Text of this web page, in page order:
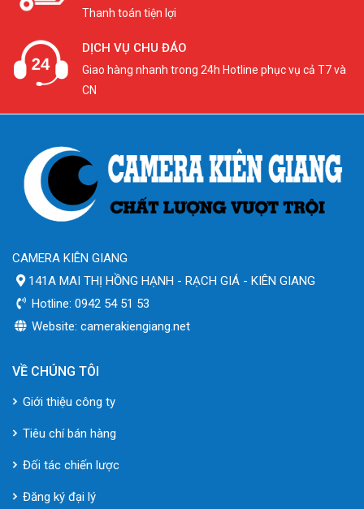
Thanh toán tiện lợi
DỊCH VỤ CHU ĐÁO
Giao hàng nhanh trong 24h Hotline phục vụ cả T7 và
CN
CAMERA KIÊN GIANG
141A MAI THỊ HỒNG HẠNH - RẠCH GIÁ - KIÊN GIANG
Hotline: 0942 54 51 53
Website: camerakiengiang.net
VỀ CHÚNG TÔI
Giới thiệu công ty
Tiêu chí bán hàng
Đối tác chiến lược
Đăng ký đại lý